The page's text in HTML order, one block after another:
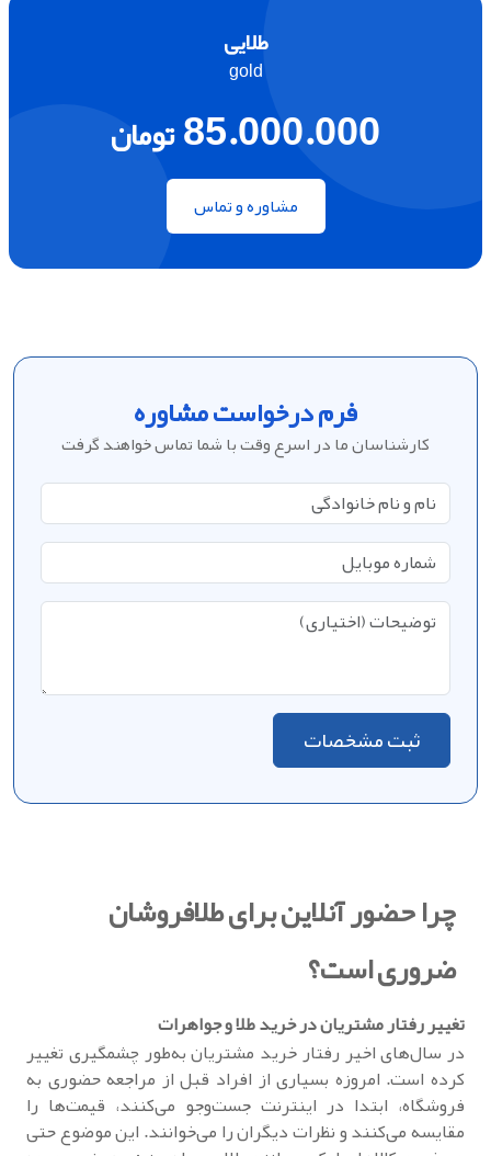
طلایی
gold
85.000.000تومان
مشاوره و تماس
فرم درخواست مشاوره
کارشناسان ما در اسرع وقت با شما تماس خواهند گرفت
ثبت مشخصات
چرا حضور آنلاین برای طلافروشان
ضروری است؟
تغییر رفتار مشتریان در خرید طلا و جواهرات
در سال‌های اخیر رفتار خرید مشتریان به‌طور چشمگیری تغییر
کرده است. امروزه بسیاری از افراد قبل از مراجعه حضوری به
فروشگاه، ابتدا در اینترنت جست‌وجو می‌کنند، قیمت‌ها را
مقایسه می‌کنند و نظرات دیگران را می‌خوانند. این موضوع حتی